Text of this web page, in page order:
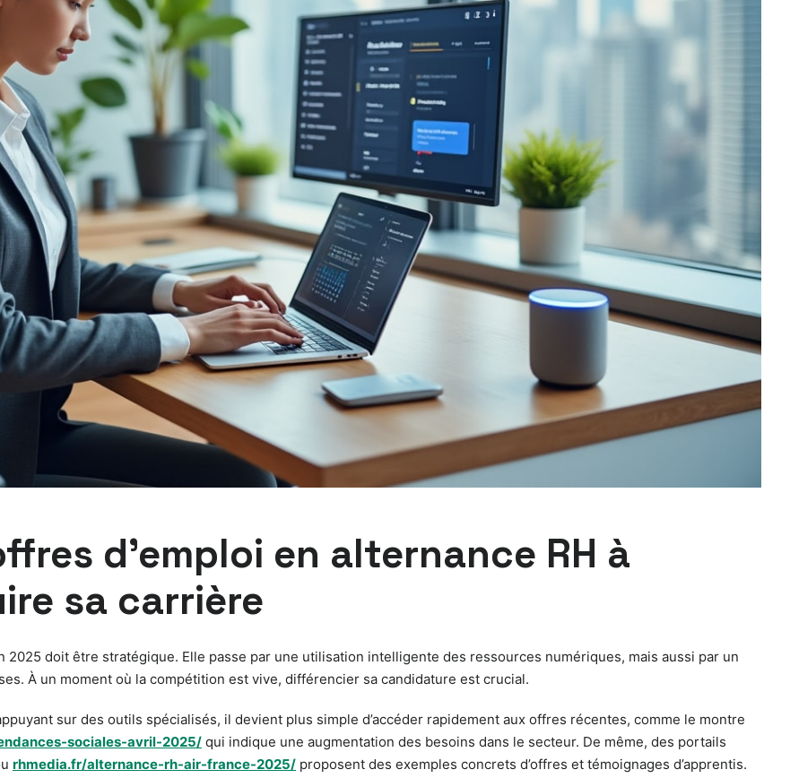
d’emploi en alternance RH à
sa carrière
2025 doit être stratégique. Elle passe par une utilisation intelligente des ressources numériques, mais aussi par un
À un moment où la compétition est vive, différencier sa candidature est crucial.
sur des outils spécialisés, il devient plus simple d’accéder rapidement aux offres récentes, comme le montre
sociales-avril-2025/ qui indique une augmentation des besoins dans le secteur. De même, des portails
rhmedia.fr/alternance-rh-air-france-2025/ proposent des exemples concrets d’offres et témoignages d’apprentis.